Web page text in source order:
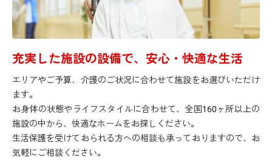
充実した施設の設備で、安心・快適な生活
エリアやご予算、介護のご状況に合わせて施設をお選びいただけ
ます。
お身体の状態やライフスタイルに合わせて、全国160ヶ所以上の
施設の中から、快適なホームをお探しください。
生活保護を受けておられる方への相談も承っておりますので、お
気軽にご相談ください。